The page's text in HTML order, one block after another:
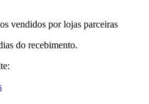
vendidos por lojas parceiras
do recebimento.